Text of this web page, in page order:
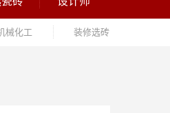
械化工 装修选砖